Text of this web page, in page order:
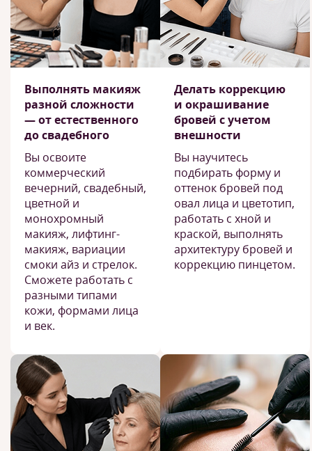
Выполнять макияж
разной сложности
— от естественного
до свадебного
Вы освоите
коммерческий
вечерний, свадебный,
цветной и
монохромный
макияж, лифтинг-
макияж, вариации
смоки айз и стрелок.
Сможете работать с
разными типами
кожи, формами лица
и век.
Делать коррекцию
и окрашивание
бровей с учетом
внешности
Вы научитесь
подбирать форму и
оттенок бровей под
овал лица и цветотип,
работать с хной и
краской, выполнять
архитектуру бровей и
коррекцию пинцетом.